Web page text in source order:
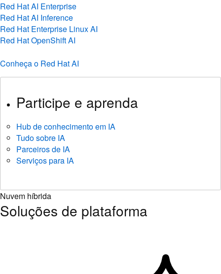
Red Hat AI Enterprise
Red Hat AI Inference
Red Hat Enterprise Linux AI
Red Hat OpenShift AI
Conheça o Red Hat AI
Participe e aprenda
Hub de conhecimento em IA
Tudo sobre IA
Parceiros de IA
Serviços para IA
Nuvem híbrida
Soluções de plataforma